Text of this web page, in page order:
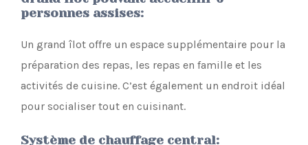
personnes assises:
Un grand îlot offre un espace supplémentaire pour la
préparation des repas, les repas en famille et les
activités de cuisine. C’est également un endroit idéal
pour socialiser tout en cuisinant.
Système de chauffage central: